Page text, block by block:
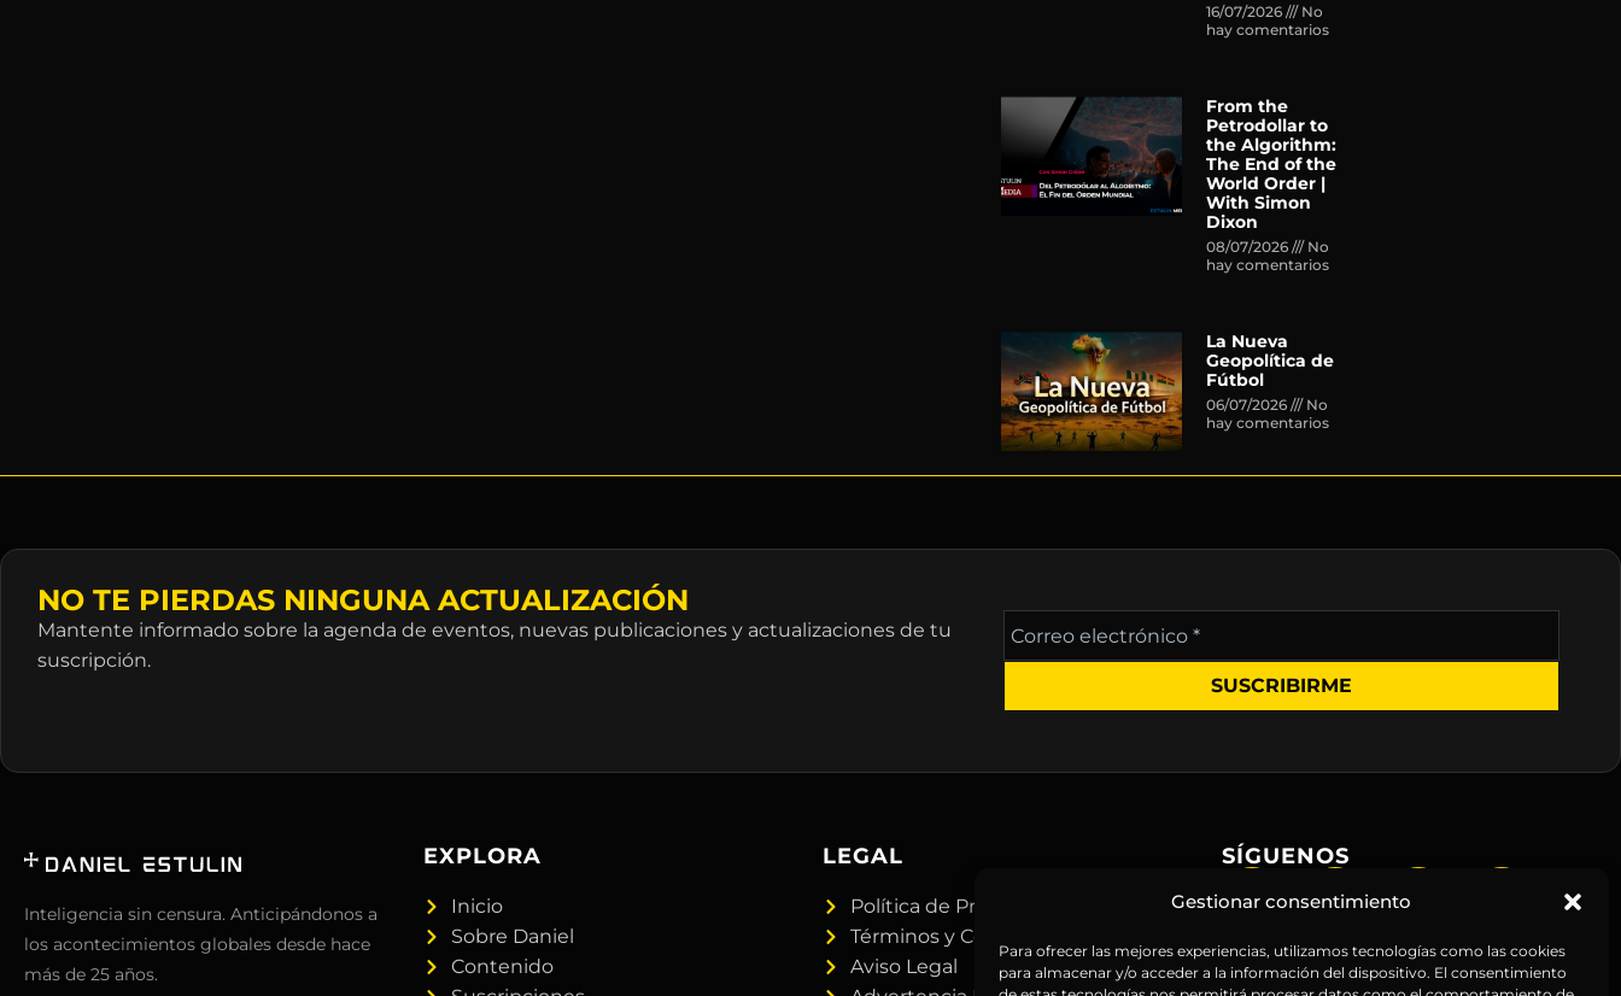
Gestionar consentimiento
Para ofrecer las mejores experiencias, utilizamos tecnologías como las cookies
para almacenar y/o acceder a la información del dispositivo. El consentimiento
16/07/2026
No
hay comentarios
From the
Petrodollar to
the Algorithm:
The End of the
World Order |
With Simon
Dixon
08/07/2026
No
hay comentarios
La Nueva
Geopolítica de
Fútbol
06/07/2026
No
hay comentarios
NO TE PIERDAS NINGUNA ACTUALIZACIÓN
Mantente informado sobre la agenda de eventos, nuevas publicaciones y actualizaciones de tu
suscripción.
Correo
electrónico
*
Inteligencia sin censura. Anticipándonos a
los acontecimientos globales desde hace
más de 25 años.
EXPLORA
Inicio
Sobre Daniel
Contenido
LEGAL
Política de Privacidad
Términos y Condiciones
Aviso Legal
SÍGUENOS